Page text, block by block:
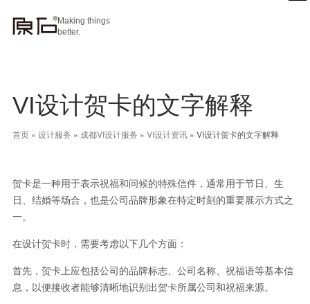
Making things
better.
VI设计贺卡的文字解释
首页 » 设计服务 » 成都VI设计服务 » VI设计资讯 » VI设计贺卡的文字解释
贺卡是一种用于表示祝福和问候的特殊信件，通常用于节日、生
日、结婚等场合，也是公司品牌形象在特定时刻的重要展示方式之
一。
在设计贺卡时，需要考虑以下几个方面：
首先，贺卡上应包括公司的品牌标志、公司名称、祝福语等基本信
息，以便接收者能够清晰地识别出贺卡所属公司和祝福来源。